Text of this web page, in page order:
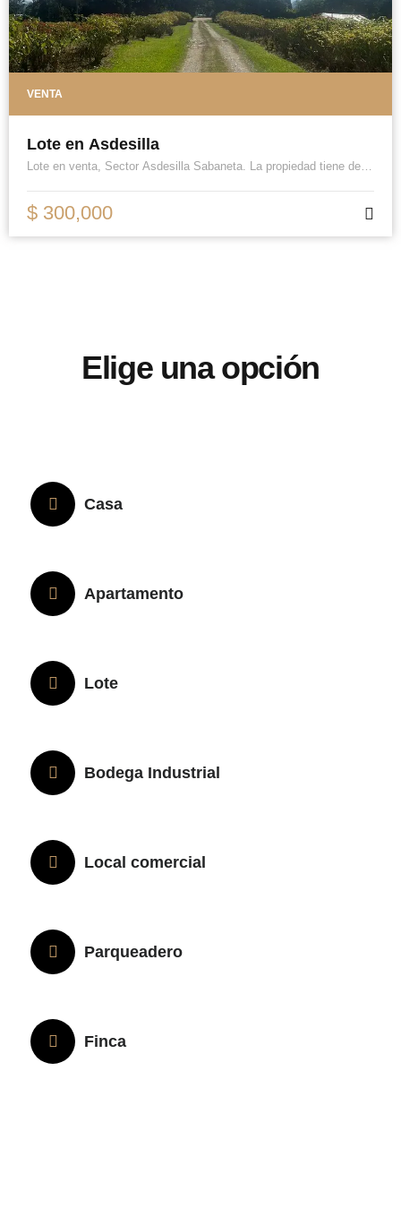
VENTA
Lote en Asdesilla
Lote en venta, Sector Asdesilla Sabaneta. La propiedad tiene de
de mayordomo. Está ubicada sobre el pavimento en el sector de
Asdesilla, es una tierra muy plana con la ventaja de que no se
inunda, el área es de forma cuadrara, tiene muy buen frente sobre
la vía pavimentada (se puede poner un muy buen negocio o mall
$ 300,000
Elige una opción
Casa
Apartamento
Lote
Bodega Industrial
Local comercial
Parqueadero
Finca